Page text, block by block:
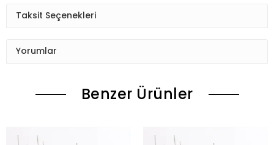
Taksit Seçenekleri
Yorumlar
Benzer Ürünler